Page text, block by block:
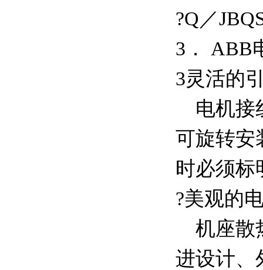
?Q／
3． ABB
3灵活的
电机接
可旋转安
时必须标
?美观的
机座散
进设计、